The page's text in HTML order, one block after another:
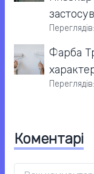
Фарба
Коментарі